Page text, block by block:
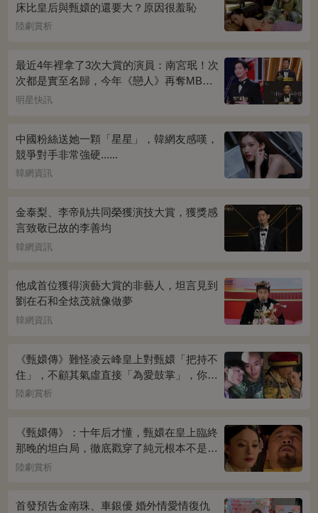
床比皇后與甄嬛的還要大？原因很羞恥
陸劇賞析
最近4年裡拿了3次大賞的演員：南宮珉！次
次都是實至名歸，今年《戀人》再奪MBC
演技大賞
明星快訊
中國粉絲送她一顆「星星」，韓網友感嘆，
競爭對手非常強硬......
韓網資訊
金泰梨、李帝勛共同榮獲演技大賞，獲獎感
言致敬已故的李善均
韓網資訊
他成首位獲得演藝大賞的非藝人，坦言見到
劉在石和全炫茂就像做夢
韓網資訊
《甄嬛傳》難怪凌云峰皇上對甄嬛「把持不
住」，不顧其氣虛直接「為愛鼓掌」，你看
桌上放的啥？簡直一目了然
陸劇賞析
《甄嬛傳》：十年后才懂，甄嬛在皇上臨終
那晚的坦白局，徹底戳穿了純元根本不是被
宜修害死的真相！
陸劇賞析
首發預告金南珠、車銀優 婚外情愛情復仇